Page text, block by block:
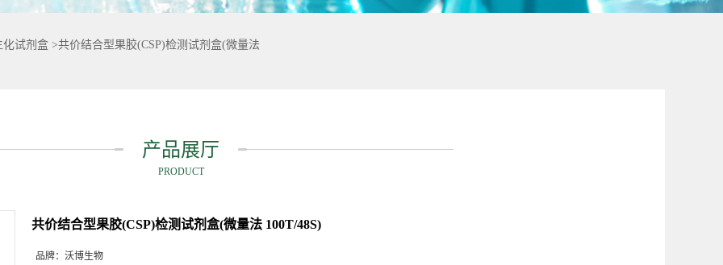
化试剂盒 >共价结合型果胶(CSP)检测试剂盒(微量法
产品展厅
PRODUCT
共价结合型果胶(CSP)检测试剂盒(微量法 100T/48S)
品牌： 沃博生物